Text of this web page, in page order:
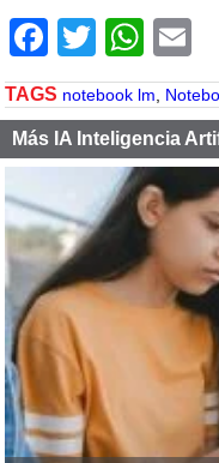
Facebook
Twitter
TAGS notebook lm,
Más IA Inteligencia